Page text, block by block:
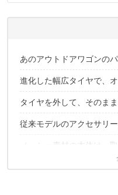
ずぼらままのプロ
あのアウトドアワゴンの
進化した幅広タイヤで、
タイヤを外して、そのま
従来モデルのアクセサリ
メッシュ素材の本体は、
「アウトドアワゴンマッ